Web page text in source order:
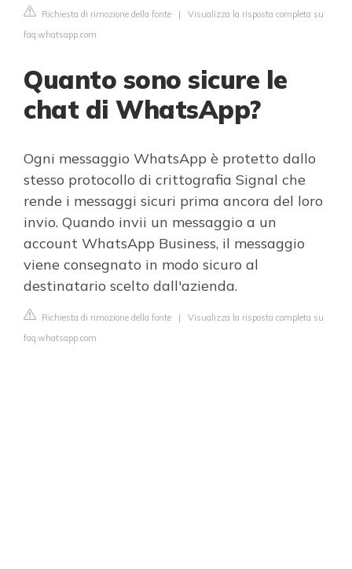
Richiesta di rimozione della fonte | Visualizza la risposta completa su
faq.whatsapp.com
Quanto sono sicure le
chat di WhatsApp?
Ogni messaggio WhatsApp è protetto dallo
stesso protocollo di crittografia Signal che
rende i messaggi sicuri prima ancora del loro
invio. Quando invii un messaggio a un
account WhatsApp Business, il messaggio
viene consegnato in modo sicuro al
destinatario scelto dall'azienda.
Richiesta di rimozione della fonte | Visualizza la risposta completa su
faq.whatsapp.com